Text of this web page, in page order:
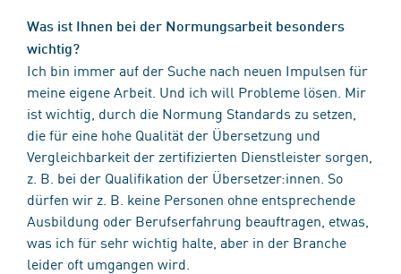
Was ist Ihnen bei der Normungsarbeit besonders
wichtig?
Ich bin immer auf der Suche nach neuen Impulsen für
meine eigene Arbeit. Und ich will Probleme lösen. Mir
ist wichtig, durch die Normung Standards zu setzen,
die für eine hohe Qualität der Übersetzung und
Vergleichbarkeit der zertifizierten Dienstleister sorgen,
z. B. bei der Qualifikation der Übersetzer:innen. So
dürfen wir z. B. keine Personen ohne entsprechende
Ausbildung oder Berufserfahrung beauftragen, etwas,
was ich für sehr wichtig halte, aber in der Branche
leider oft umgangen wird.